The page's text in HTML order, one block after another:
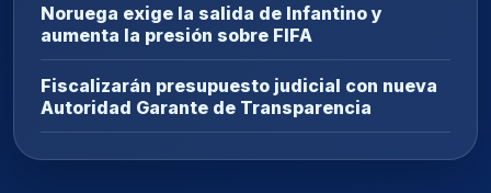
Noruega exige la salida de Infantino y
aumenta la presión sobre FIFA
Fiscalizarán presupuesto judicial con nueva
Autoridad Garante de Transparencia